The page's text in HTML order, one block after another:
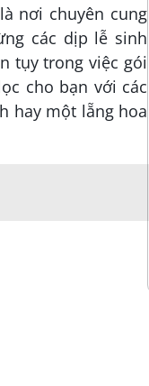
nơi chuyên cung
các dịp lễ sinh
tụy trong việc gói
cho bạn với các
hay một lẵng hoa